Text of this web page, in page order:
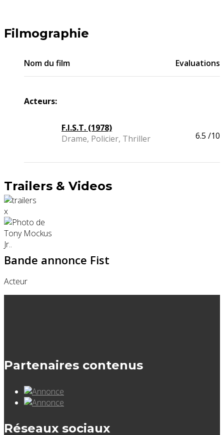
Filmographie
Nom du film Evaluations
Acteurs:
F.I.S.T. (1978)
Drame, Policier, Thriller
6.5 /10
Trailers & Videos
x
Bande annonce Fist
Acteur
Partenaires contenus
Réseaux sociaux